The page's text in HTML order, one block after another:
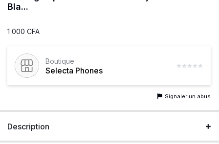
Bla...
1 000 CFA
Selecta Phones
Boutique
Signaler un abus
Description